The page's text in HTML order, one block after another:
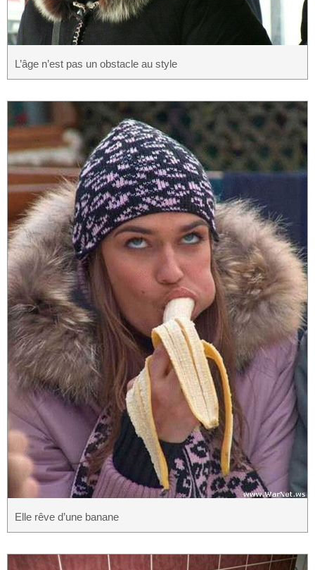
L’âge n’est pas un obstacle au style
Elle rêve d’une banane